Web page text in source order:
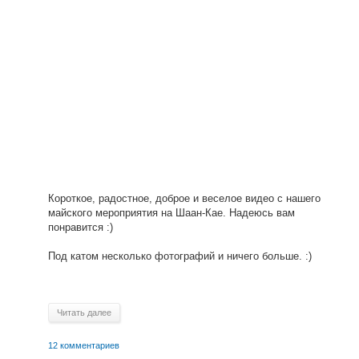
Короткое, радостное, доброе и веселое видео с нашего
майского мероприятия на Шаан-Кае. Надеюсь вам
понравится :)
Под катом несколько фотографий и ничего больше. :)
Читать далее
12 комментариев